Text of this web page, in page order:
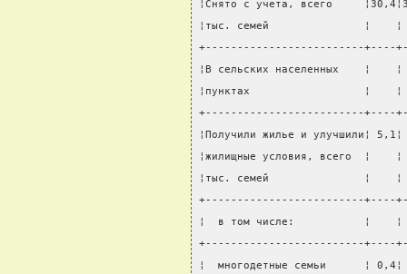
¦Снято с учета, всего
¦тыс. семей               ¦
+-------------------------+----
¦В сельских населенных
¦пунктах                  ¦
+-------------------------+----
¦Получили жилье и улучшили¦
¦жилищные условия, всего
¦тыс. семей               ¦
+-------------------------+----
¦  в том числе:           ¦
+-------------------------+----
¦  многодетные семьи      ¦